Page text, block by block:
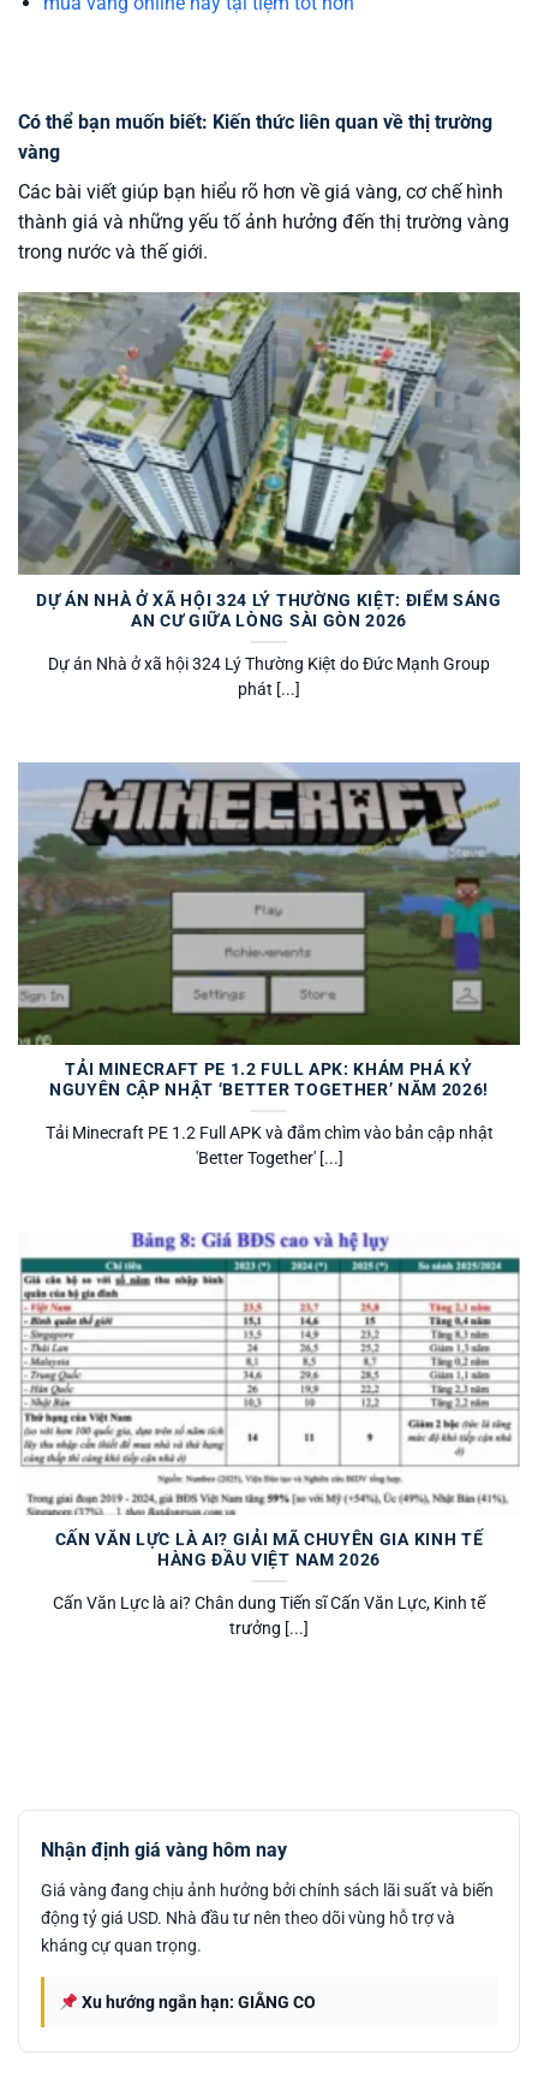
Có thể bạn muốn biết: Kiến thức liên quan về thị trường
vàng
Các bài viết giúp bạn hiểu rõ hơn về giá vàng, cơ chế hình
thành giá và những yếu tố ảnh hưởng đến thị trường vàng
trong nước và thế giới.
DỰ ÁN NHÀ Ở XÃ HỘI 324 LÝ THƯỜNG KIỆT: ĐIỂM SÁNG
AN CƯ GIỮA LÒNG SÀI GÒN 2026
Dự án Nhà ở xã hội 324 Lý Thường Kiệt do Đức Mạnh Group
phát [...]
TẢI MINECRAFT PE 1.2 FULL APK: KHÁM PHÁ KỶ
NGUYÊN CẬP NHẬT ‘BETTER TOGETHER’ NĂM 2026!
Tải Minecraft PE 1.2 Full APK và đắm chìm vào bản cập nhật
'Better Together' [...]
CẤN VĂN LỰC LÀ AI? GIẢI MÃ CHUYÊN GIA KINH TẾ
HÀNG ĐẦU VIỆT NAM 2026
Cấn Văn Lực là ai? Chân dung Tiến sĩ Cấn Văn Lực, Kinh tế
trưởng [...]
Nhận định giá vàng hôm nay
Giá vàng đang chịu ảnh hưởng bởi chính sách lãi suất và biến
động tỷ giá USD. Nhà đầu tư nên theo dõi vùng hỗ trợ và
kháng cự quan trọng.
Xu hướng ngắn hạn: GIẰNG CO